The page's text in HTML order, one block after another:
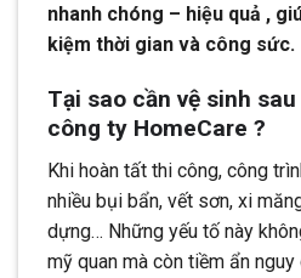
nhanh chóng – hiệu quả ,
kiệm thời gian và công sức.
Tại sao cần vệ sinh
công ty HomeCare ?
Khi hoàn tất thi công, công
nhiều bụi bẩn, vết sơn, xi
dựng… Những yếu tố này
mỹ quan mà còn tiềm ẩn